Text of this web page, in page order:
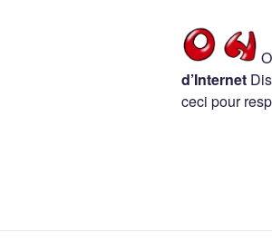
d’Internet
ceci pour